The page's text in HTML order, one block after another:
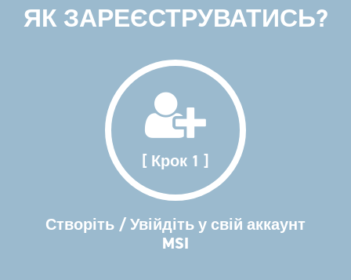
ЯК ЗАРЕЄСТРУВАТИСЬ?
[ Крок 1 ]
Створіть / Увійдіть у свій аккаунт
MSI